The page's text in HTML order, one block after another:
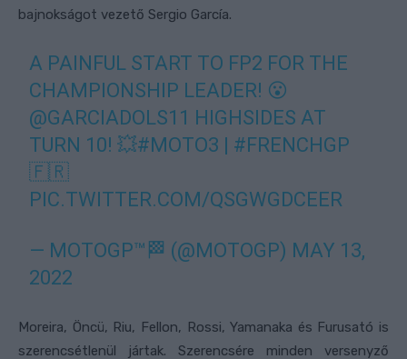
bajnokságot vezető Sergio García.
A PAINFUL START TO FP2 FOR THE
CHAMPIONSHIP LEADER! 😮
@GARCIADOLS11 HIGHSIDES AT
TURN 10! 💥#MOTO3 | #FRENCHGP
🇫🇷
PIC.TWITTER.COM/QSGWGDCEER
— MOTOGP™🏁 (@MOTOGP) MAY 13,
2022
Moreira, Öncü, Riu, Fellon, Rossi, Yamanaka és Furusató is
szerencsétlenül jártak. Szerencsére minden versenyző